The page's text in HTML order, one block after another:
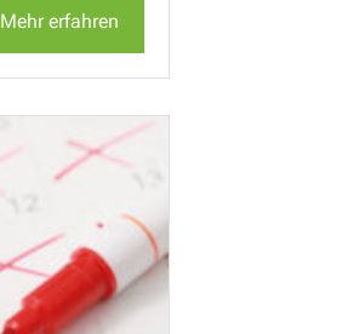
Mehr erfahren